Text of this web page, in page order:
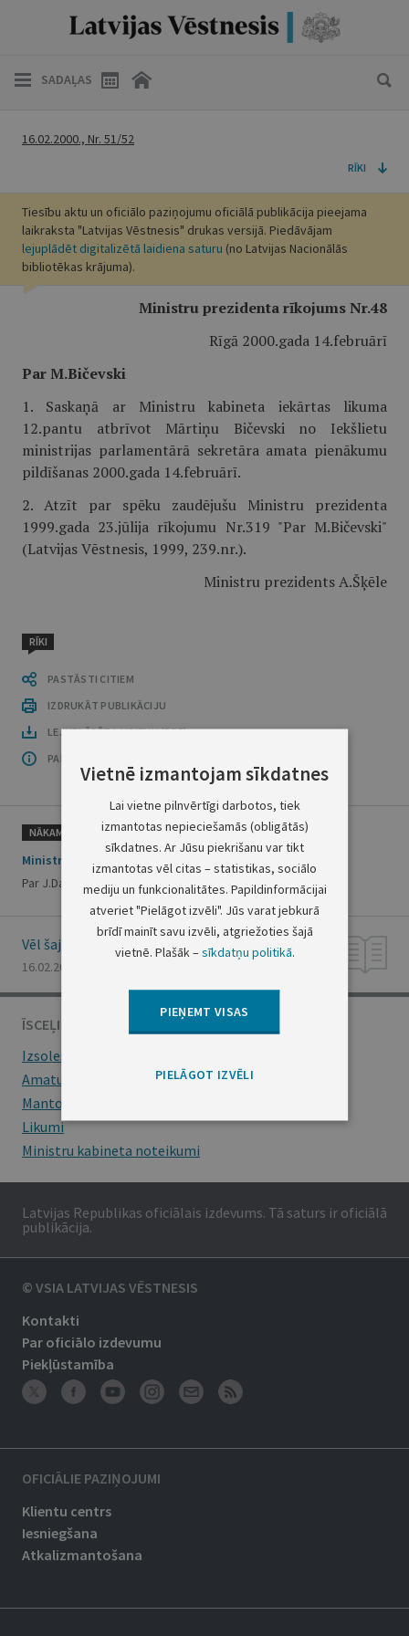
SADAĻAS
16.02.2000., Nr. 51/52
RĪKI
Tiesību aktu un oficiālo paziņojumu oficiālā publikācija pieejama
laikraksta "Latvijas Vēstnesis" drukas versijā. Piedāvājam
lejuplādēt digitalizētā laidiena saturu (no Latvijas Nacionālās
bibliotēkas krājuma).
Ministru prezidenta rīkojums Nr.48
Rīgā 2000.gada 14.februārī
Par M.Bičevski
1. Saskaņā ar Ministru kabineta iekārtas likuma
12.pantu atbrīvot Mārtiņu Bičevski no Iekšlietu
ministrijas parlamentārā sekretāra amata pienākumu
pildīšanas 2000.gada 14.februārī.
2. Atzīt par spēku zaudējušu Ministru prezidenta
1999.gada 23.jūlija rīkojumu Nr.319 "Par M.Bičevski"
(Latvijas Vēstnesis, 1999, 239.nr.).
Ministru prezidents A.Šķēle
RĪKI
PASTĀSTI CITIEM
IZDRUKĀT PUBLIKĀCIJU
LEJUPLĀDĒT LAIDIENU (PDF)
PAR OFICIĀLO IZDEVUMU
NĀKAMAIS
Ministru prezidenta rīkojums Nr.49
Par J.Dalbiņu
Vēl šajā numurā
16.02.2000., Nr. 51/52
ĪSCEĻI
Izsoles
Amatu konkursi
Mantojumu ziņas
Likumi
Ministru kabineta noteikumi
Latvijas Republikas oficiālais izdevums. Tā saturs ir oficiālā
publikācija.
© VSIA LATVIJAS VĒSTNESIS
Kontakti
Par oficiālo izdevumu
Piekļūstamība
OFICIĀLIE PAZIŅOJUMI
Klientu centrs
Iesniegšana
Atkalizmantošana
Vietnē izmantojam sīkdatnes
Lai vietne pilnvērtīgi darbotos, tiek
izmantotas nepieciešamās (obligātās)
sīkdatnes. Ar Jūsu piekrišanu var tikt
izmantotas vēl citas – statistikas, sociālo
mediju un funkcionalitātes. Papildinformācijai
atveriet "Pielāgot izvēli". Jūs varat jebkurā
brīdī mainīt savu izvēli, atgriežoties šajā
vietnē. Plašāk –sīkdatņu politikā.
PIEŅEMT VISAS
PIELĀGOT IZVĒLI